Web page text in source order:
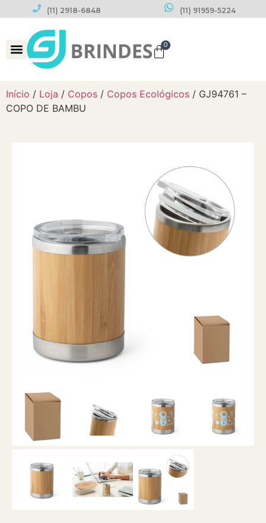
(11) 2918-6848 (11) 91959-5224
0
Início / Loja / Copos / Copos Ecológicos / GJ94761 –
COPO DE BAMBU